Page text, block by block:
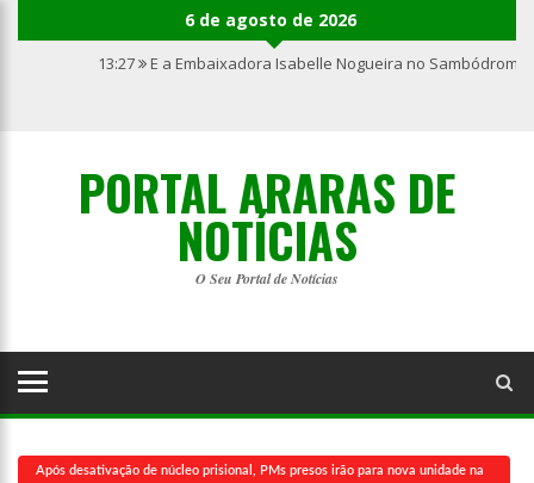
6 de agosto de 2026
13:27 E a Embaixadora Isabelle Nogueira no
PORTAL ARARAS DE
NOTÍCIAS
O Seu Portal de Notícias
Após desativação de núcleo prisional, PMs presos irão para nova unidade na